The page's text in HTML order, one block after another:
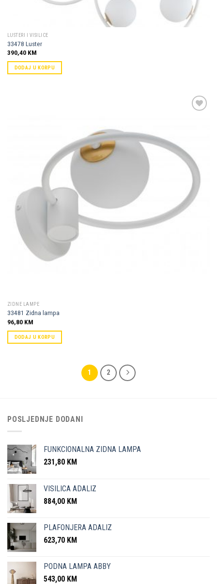
LUSTERI I VISILICE
33478 Luster
390,40 KM
DODAJ U KORPU
ZIDNE LAMPE
33481 Zidna lampa
96,80 KM
DODAJ U KORPU
1 2
POSLJEDNJE DODANI
FUNKCIONALNA ZIDNA LAMPA
231,80 KM
VISILICA ADALIZ
884,00 KM
PLAFONJERA ADALIZ
623,70 KM
PODNA LAMPA ABBY
543,00 KM